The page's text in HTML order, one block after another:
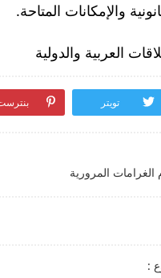
والإمكانات المتاحة.
العربية والدولية
تويتر
المرورية
: